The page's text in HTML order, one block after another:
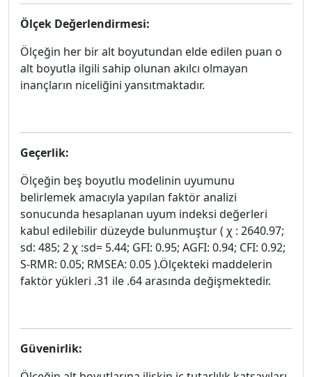
Ölçek Değerlendirmesi:
Ölçeğin her bir alt boyutundan elde edilen puan o
alt boyutla ilgili sahip olunan akılcı olmayan
inançların niceliğini yansıtmaktadır.
Geçerlik:
Ölçeğin beş boyutlu modelinin uyumunu
belirlemek amacıyla yapılan faktör analizi
sonucunda hesaplanan uyum indeksi değerleri
kabul edilebilir düzeyde bulunmuştur ( χ : 2640.97;
sd: 485; 2 χ :sd= 5.44; GFI: 0.95; AGFI: 0.94; CFI: 0.92;
S-RMR: 0.05; RMSEA: 0.05 ).Ölçekteki maddelerin
faktör yükleri .31 ile .64 arasında değişmektedir.
Güvenirlik: